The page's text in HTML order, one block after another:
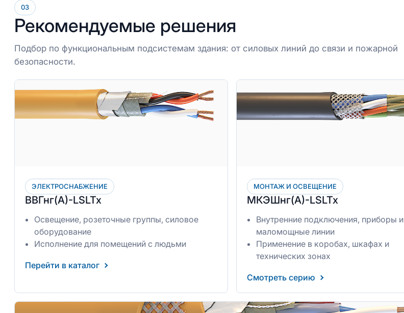
03
Рекомендуемые решения
Подбор по функциональным подсистемам здания: от силовых линий до связи и пожарной
безопасности.
ЭЛЕКТРОСНАБЖЕНИЕ
ВВГнг(А)-LSLTx
Освещение, розеточные группы, силовое
оборудование
Исполнение для помещений с людьми
Перейти в каталог
МОНТАЖ И ОСВЕЩЕНИЕ
МКЭШнг(А)-LSLTx
Внутренние подключения, приборы и
маломощные линии
Применение в коробах, шкафах и
технических зонах
Смотреть серию